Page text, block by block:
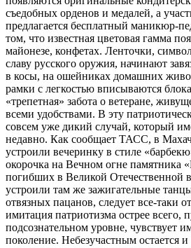
съедобных орденов и медалей, а
предлагается бесплатный маникюр-
том, что известная цветовая гамма
майонезе, конфетах. Ленточки,
славу русского оружия, начинают
в косы, на ошейниках домашних
рамки с легкостью вписываются
«трепетная» забота о ветеране,
всеми удобствами. В эту
совсем уже дикий случай, который
недавно. Как сообщает ТАСС, в
устроили вечеринку в стиле
окорочка на Вечном огне памятника
погибших в Великой Отечественной
устроили там же зажигательные
отвязных пацанов, следует все-таки
имитация патриотизма острее всего,
подсознательном уровне, чувствует
поколение. Небезучастным остается